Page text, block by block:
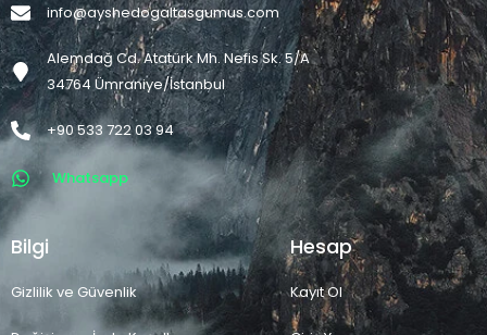
info@ayshedogaltasgumus.com
Alemdağ Cd. Atatürk Mh. Nefis Sk. 5/A
34764 Ümraniye/İstanbul
+90 533 722 03 94
Whatsapp
Bilgi
Gizlilik ve Güvenlik
Hesap
Kayıt Ol